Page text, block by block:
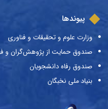
پیوندها
وزارت علوم و تحقیقات و فناوری
صندوق حمایت از پژوهش‌گران و
صندوق رفاه دانشجویان
بنیاد ملی نخبگان